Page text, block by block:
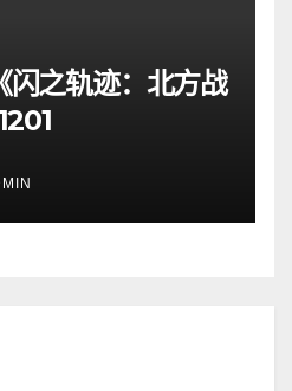
闪之轨迹：北方战